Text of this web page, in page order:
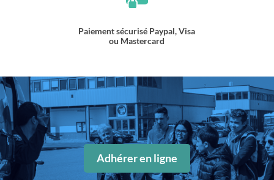
Paiement sécurisé Paypal, Visa
ou Mastercard
Adhérer en ligne